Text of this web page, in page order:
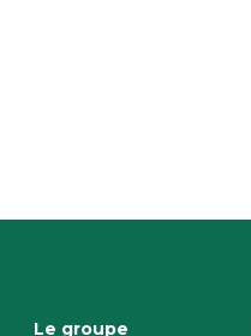
Le groupe